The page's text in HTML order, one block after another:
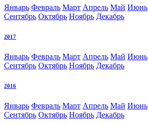
Январь Февраль Март Апрель Май Июнь
Сентябрь Октябрь Ноябрь Декабрь
2017
Январь Февраль Март Апрель Май Июнь
Сентябрь Октябрь Ноябрь Декабрь
2016
Январь Февраль Март Апрель Май Июнь
Сентябрь Октябрь Ноябрь Декабрь